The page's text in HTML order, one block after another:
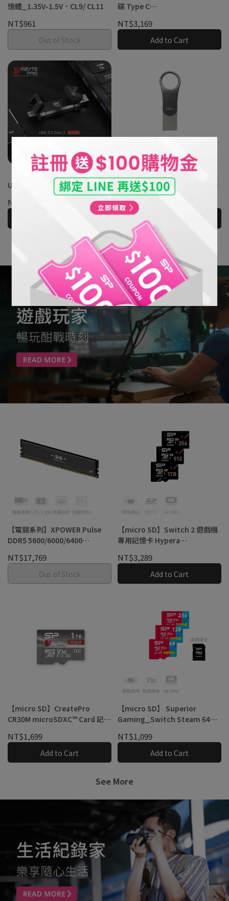
憶體_1.35V-1.5V．CL9/ CL11
NT$961
Out of Stock
碟 Type C
NT$3,169
Add to Cart
【SP廣穎】 CreatePro CR72X
USB 3.2 Gen 2 二合一行動固態
NT$3,169
【隨身碟】C80 OTG Type-C
USB-A 雙用隨身碟 16GB 32GB
64GB 128GB
NT$379
Add to Cart
See More
【電競系列】XPOWER Pulse
DDR5 5600/6000/6400
NT$17,769
Out of Stock
【micro SD】Switch 2 遊戲機
專用記憶卡 Hypera
NT$3,289
Add to Cart
【micro SD】CreatePro
CR30M microSDXC™ Card 記憶
NT$1,699
Add to Cart
【micro SD】 Superior
Gaming_Switch Steam 64G
用 高速 記憶卡
NT$1,099
Add to Cart
See More